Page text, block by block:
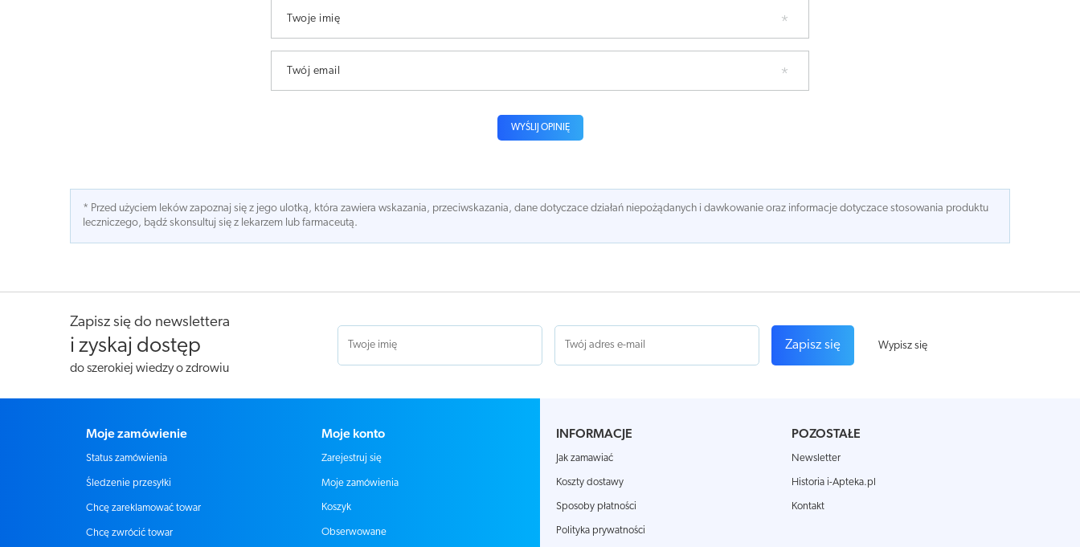
Twoje imię
Twój email
WYŚLIJ OPINIĘ
* Przed użyciem leków zapoznaj się z jego ulotką, która zawiera wskazania, przeciwskazania, dane dotyczace działań niepożądanych i dawkowanie oraz informacje dotyczace stosowania produktu
leczniczego, bądź skonsultuj się z lekarzem lub farmaceutą.
Zapisz się do newslettera
i zyskaj dostęp
do szerokiej wiedzy o zdrowiu
Zapisz się Wypisz się
Moje zamówienie
Status zamówienia
Śledzenie przesyłki
Chcę zareklamować towar
Chcę zwrócić towar
Moje konto
Zarejestruj się
Moje zamówienia
Koszyk
Obserwowane
INFORMACJE
Jak zamawiać
Koszty dostawy
Sposoby płatności
Polityka prywatności
POZOSTAŁE
Newsletter
Historia i-Apteka.pl
Kontakt